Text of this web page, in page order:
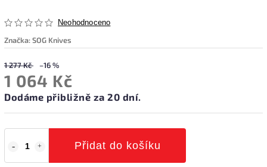
Neohodnoceno
Značka:SOG Knives
1 277 Kč –16 %
1 064 Kč
Dodáme přibližně za 20 dní.
Přidat do košíku